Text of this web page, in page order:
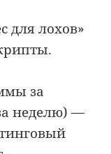
для лохов»
за
неделю) —